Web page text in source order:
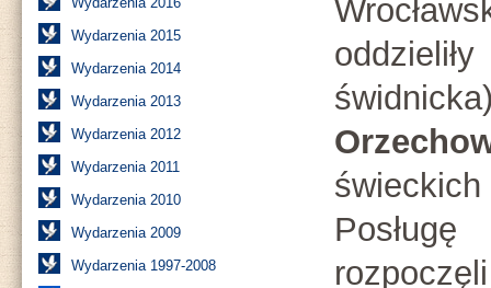
Wydarzenia 2015
Wydarzenia 2014
Wydarzenia 2013
Wydarzenia 2012
Wydarzenia 2011
Wydarzenia 2010
Wydarzenia 2009
Wydarzenia 1997-2008